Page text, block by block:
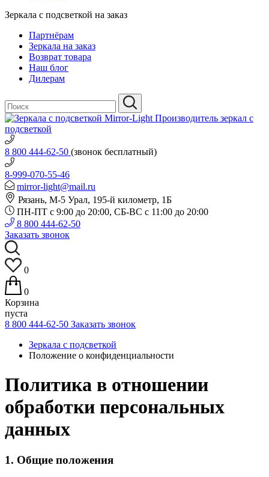
Зеркала с подсветкой на заказ
Партнёрам
Зеркала на заказ
Возврат товара
Наш блог
Дилерам
Производитель зеркал с
подсветкой
8 800 444-62-50 (звонок бесплатный)
8-999-070-55-46
mirror-light@mail.ru
Рязань, М-5 Урал, 195-й километр, 1Б
ПН-ПТ с 9:00 до 20:00, СБ-ВС с 11:00 до 20:00
8 800 444-62-50
Заказать звонок
0
0
Корзина
пуста
8 800 444-62-50 Заказать звонок
Зеркала с подсветкой
Положение о конфиденциальности
Политика в отношении
обработки персональных
данных
1. Общие положения